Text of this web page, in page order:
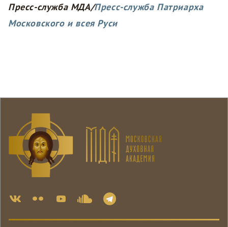
Пресс-служба МДА/Пресс-служба Патриарха
Московского и всея Руси